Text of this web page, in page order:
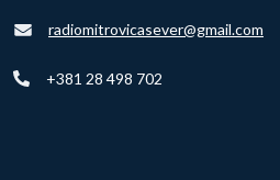
radiomitrovicasever@gmail.com
+381 28 498 702